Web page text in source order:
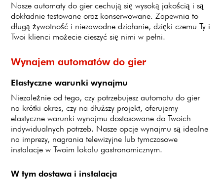
Nasze automaty do gier cechują się wysoką jakością i są
dokładnie testowane oraz konserwowane. Zapewnia to
długą żywotność i niezawodne działanie, dzięki czemu Ty i
Twoi klienci możecie cieszyć się nimi w pełni.
Wynajem automatów do gier
Elastyczne warunki wynajmu
Niezależnie od tego, czy potrzebujesz automatu do gier
na krótki okres, czy na dłuższy projekt, oferujemy
elastyczne warunki wynajmu dostosowane do Twoich
indywidualnych potrzeb. Nasze opcje wynajmu są idealne
na imprezy, nagrania telewizyjne lub tymczasowe
instalacje w Twoim lokalu gastronomicznym.
W tym dostawa i instalacja